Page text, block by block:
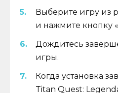
Выберите игру из
и нажмите кнопку
Дождитесь
игры.
Когда установка
Titan Quest: